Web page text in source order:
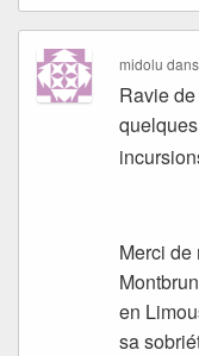
midolu
Ravie
Merci de
en
sa